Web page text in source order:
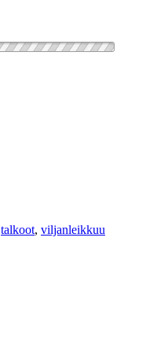
talkoot, viljanleikkuu